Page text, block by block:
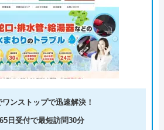
ンストップで迅速解決！
日受付で最短訪問30分